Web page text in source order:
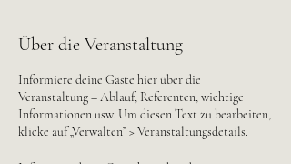
Über die Veranstaltung
Informiere deine Gäste hier über die
Veranstaltung – Ablauf, Referenten, wichtige
Informationen usw. Um diesen Text zu bearbeiten,
klicke auf „Verwalten” > Veranstaltungsdetails.